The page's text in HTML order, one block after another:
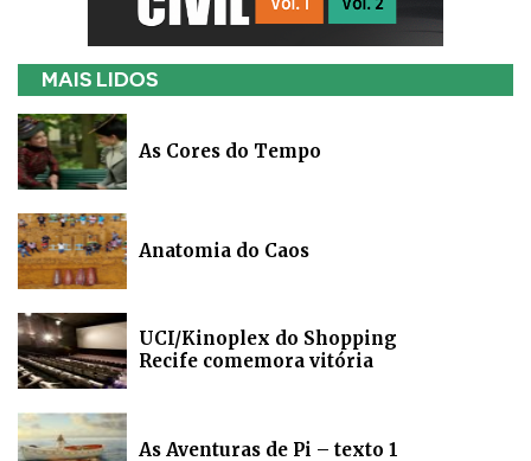
MAIS LIDOS
As Cores do Tempo
Anatomia do Caos
UCI/Kinoplex do Shopping
Recife comemora vitória
As Aventuras de Pi – texto 1